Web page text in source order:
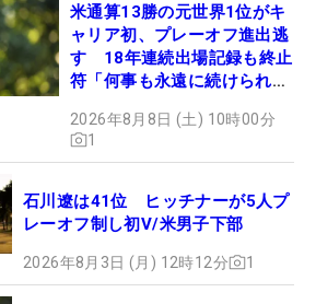
米通算13勝の元世界1位がキ
ャリア初、プレーオフ進出逃
す 18年連続出場記録も終止
符「何事も永遠に続けられな
2026年8月8日 (土) 10時00分
1
石川遼は41位 ヒッチナーが5人プ
レーオフ制し初V/米男子下部
2026年8月3日 (月) 12時12分 1